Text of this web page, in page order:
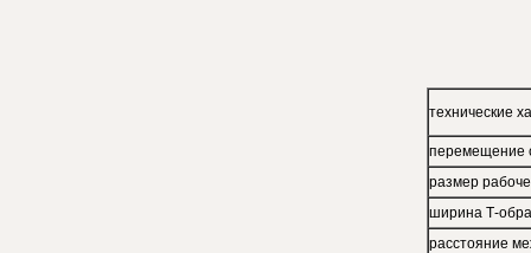
технические
перемещение
размер
ширина Т-
расстояние